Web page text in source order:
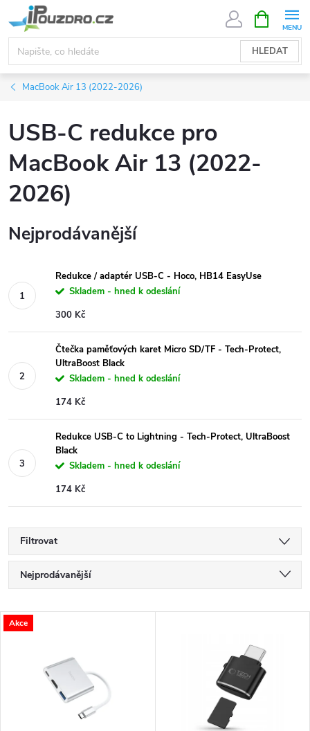
na
obsah
HLEDAT
NÁKUPNÍ
KOŠÍK
MacBook Air 13 (2022-2026)
USB-C redukce pro
MacBook Air 13 (2022-
2026)
Nejprodávanější
Redukce / adaptér USB-C - Hoco, HB14 EasyUse
Skladem - hned k odeslání
300 Kč
Čtečka paměťových karet Micro SD/TF - Tech-Protect,
UltraBoost Black
Skladem - hned k odeslání
174 Kč
Redukce USB-C to Lightning - Tech-Protect, UltraBoost
Black
Skladem - hned k odeslání
174 Kč
Filtrovat
Ř
a
Nejprodávanější
Nejdražší
Abecedně
V
Akce